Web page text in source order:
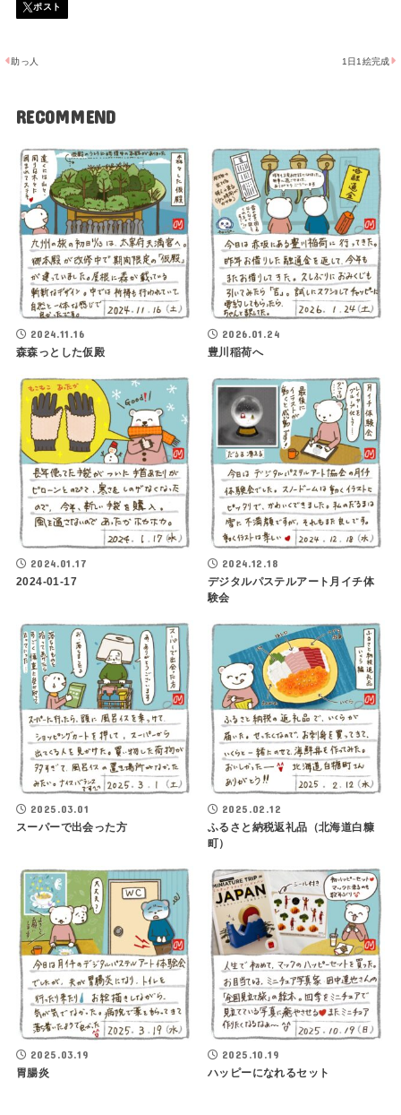
1日1絵完成
助っ人
RECOMMEND
2024.11.16
森森っとした仮殿
2026.01.24
豊川稲荷へ
2024.01.17
2024-01-17
2024.12.18
デジタルパステルアート月イチ体
験会
2025.03.01
スーパーで出会った方
2025.02.12
ふるさと納税返礼品（北海道白糠
町）
2025.03.19
胃腸炎
2025.10.19
ハッピーになれるセット